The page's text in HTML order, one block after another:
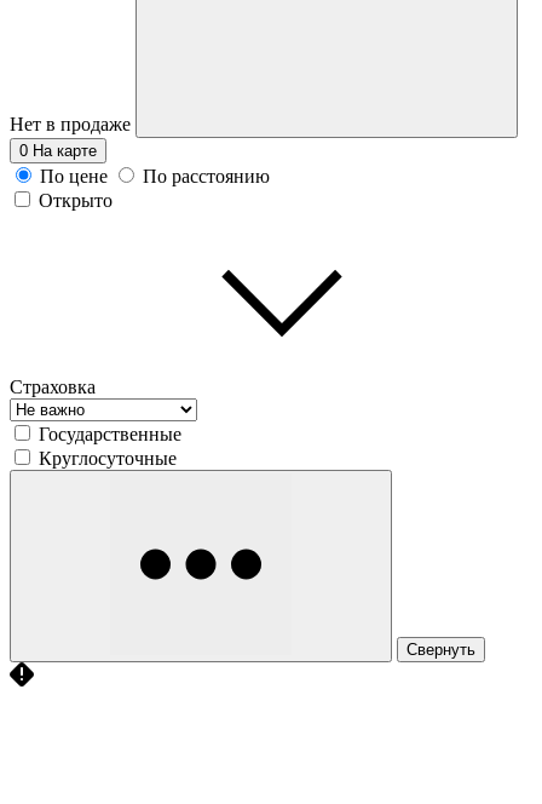
Нет в продаже
0 На карте
По цене
По расстоянию
Открыто
Страховка
Государственные
Круглосуточные
Свернуть